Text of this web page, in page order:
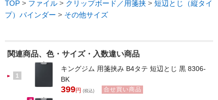
TOP > ファイル > クリップボード／用箋挟 > 短辺とじ（縦タイ
プ）バインダー > その他サイズ
関連商品、色・サイズ・入数違い商品
1
キングジム 用箋挟み B4タテ 短辺とじ 黒 8306-
BK
399円 (税込) 合せ買い商品